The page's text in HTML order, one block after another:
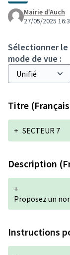
Mairie d'Auch
27/05/2025
Sélectionner le
mode de vue :
Titre
+ SECTEUR 7
Description
+
Proposez un
Instructions